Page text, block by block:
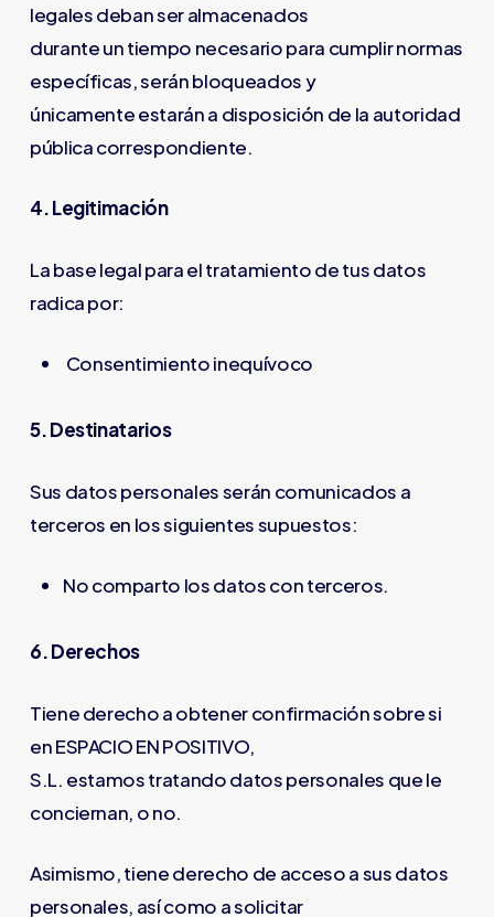
legales deban ser almacenados
durante un tiempo necesario para cumplir normas
específicas, serán bloqueados y
únicamente estarán a disposición de la autoridad
pública correspondiente.
4. Legitimación
La base legal para el tratamiento de tus datos
radica por:
Consentimiento inequívoco
5. Destinatarios
Sus datos personales serán comunicados a
terceros en los siguientes supuestos:
No comparto los datos con terceros.
6. Derechos
Tiene derecho a obtener confirmación sobre si
en ESPACIO EN POSITIVO,
S.L. estamos tratando datos personales que le
conciernan, o no.
Asimismo, tiene derecho de acceso a sus datos
personales, así como a solicitar